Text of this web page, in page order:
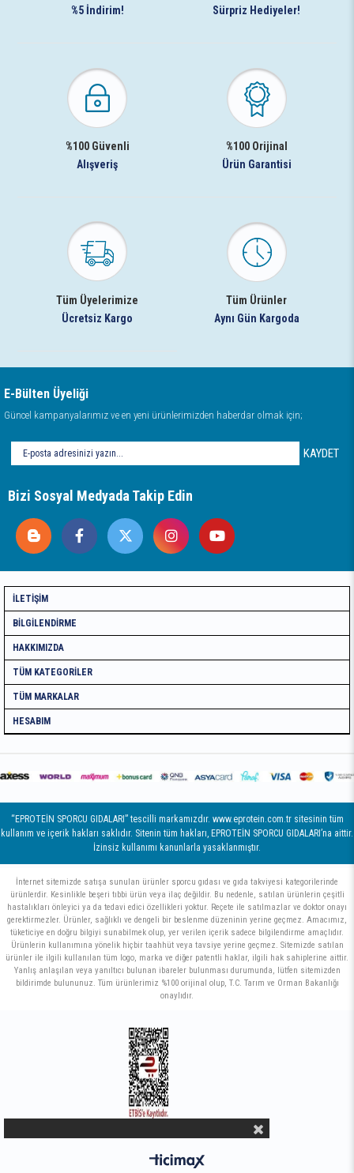
%5 İndirim!
Sürpriz Hediyeler!
%100 Güvenli
Alışveriş
%100 Orijinal
Ürün Garantisi
Tüm Üyelerimize
Ücretsiz Kargo
Tüm Ürünler
Aynı Gün Kargoda
E-Bülten Üyeliği
Güncel kampanyalarımız ve en yeni ürünlerimizden haberdar olmak için;
KAYDET
Bizi Sosyal Medyada Takip Edin
İLETIŞIM
BILGILENDIRME
HAKKIMIZDA
TÜM KATEGORILER
TÜM MARKALAR
HESABIM
“EPROTEİN SPORCU GIDALARI” tescilli markamızdır. www.eprotein.com.tr sitesinin tüm
kullanım ve içerik hakları saklıdır. Sitenin tüm hakları, EPROTEİN SPORCU GIDALARI’na aittir.
İzinsiz kullanımı kanunlarla yasaklanmıştır.
İnternet sitemizde satışa sunulan ürünler sporcu gıdası ve gıda takviyesi kategorilerinde
ürünlerdir. Kesinlikle beşeri tıbbi ürün veya ilaç değildir. Bu nedenle, satılan ürünlerin çeşitli
hastalıkları önleyici ya da tedavi edici özellikleri yoktur. Reçete ile satılmazlar ve doktor onayı
gerektirmezler. Ürünler, sağlıklı ve dengeli bir beslenme düzeninin yerine geçmez. Amacımız,
tüketiciye en doğru bilgiyi sunabilmek olup, yer verilen içerik sadece bilgilendirme amaçlıdır.
Ürünlerin kullanımına yönelik hiçbir taahhüt veya tavsiye yerine geçmez. Sitemizde satılan
ürünler ile ilgili kullanılan tüm logo, marka ve diğer patentli haklar, ilgili hak sahiplerine aittir.
Yanlış anlaşılan veya yanıltıcı bulunan ibareler bulunması durumunda, lütfen sitemizden
bildirimde bulununuz. Tüm ürünlerimiz %100 orijinal olup, T.C. Tarım ve Orman Bakanlığı
onaylıdır.